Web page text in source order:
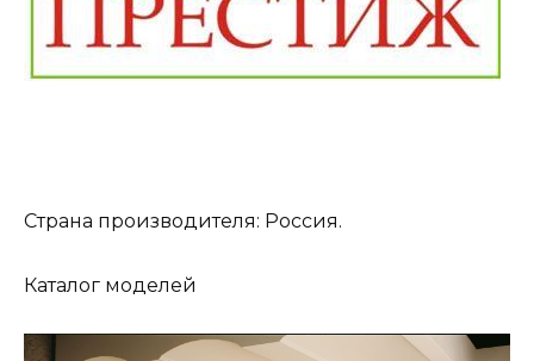
Страна производителя: Россия.
Каталог моделей